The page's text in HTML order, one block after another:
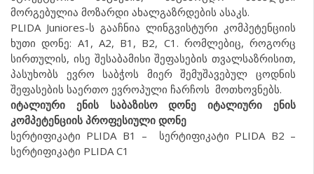
მორგებულია მოზარდი ახალგაზრდების ასაკს.
PLIDA Juniores-ს გააჩნია ლინგვისტური კომპეტენციის
ხუთი დონე: A1, A2, B1, B2, C1. რომლებიც, როგორც
სირთულის, ისე შესაბამისი შეფასების თვალსაზრისით,
პასუხობს ევრო საბჭოს მიერ შემუშავებულ ცოდნის
შეფასების საერთო ევროპული ჩარჩოს მოთხოვნებს.
იტალიური ენის საბაზისო დონე
იტალიური ენის
კომპეტენციის პროფესიული დონე
სერტიფიკატი PLIDA B1 – სერტიფიკატი PLIDA B2 –
სერტიფიკატი PLIDA C1